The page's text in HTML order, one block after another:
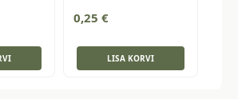
0,25 €
LISA KORVI